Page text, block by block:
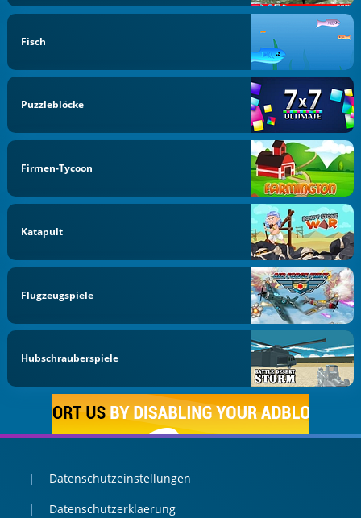
Fisch
Puzzleblöcke
Firmen-Tycoon
Katapult
Flugzeugspiele
Hubschrauberspiele
Datenschutzeinstellungen
Datenschutzerklaerung